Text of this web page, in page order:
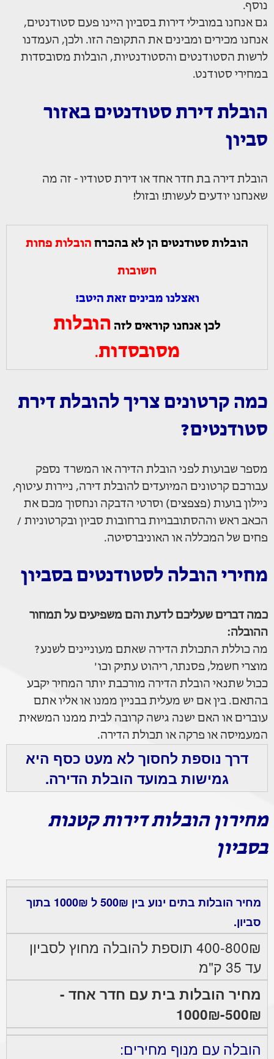
נוסף.
גם אנחנו במובילי דירות בסביון היינו פעם סטודנטים,
אנחנו מכירים ומבינים את התקופה הזו. ולכן, העמדנו
לרשות הסטודנטים והסטודנטיות, הובלות מסובסדות
במחירי סטודנט.
הובלת דירת סטודנטים באזור
סביון
הובלת דירה בת חדר אחד או דירת סטודיו - זה מה
שאנחנו יודעים לעשות! ובזול!
הובלות סטודנטים הן לא בהכרח הובלות פחות
חשובות
ואצלנו מבינים זאת היטב!
לכן אנחנו קוראים לזה הובלות
מסובסדות.
כמה קרטונים צריך להובלת דירת
סטודנטים?
מספר שבועות לפני הובלת הדירה או המשרד נספק
עבורכם קרטונים המיועדים להובלת דירה, ניירות עיטוף,
ניילון בועות (פצפצים) וסרטי הדבקה ונחסוך מכם את
הכאב ראש וההסתובבויות ברחובות סביון ובקרטוניות /
פחים של המכללה או האוניברסיטה.
מחירי הובלה לסטודנטים בסביון
כמה דברים שעליכם לדעת והם משפיעים על תמחור
ההובלה:
מה כוללת התכולת הדירה שאתם מעוניינים לשנע?
מוצרי חשמל, פסנתר, ריהוט עתיק וכו'
ככול שתנאי הובלת הדירה מורכבת יותר המחיר יקבע
בהתאם. בין אם יש מעלית בבניין ממנו או אליו אתם
עוברים או האם ישנה גישה קרובה לבית ממנו המשאית
המעמיסה או פרקה או תכולת הדירה.
דרך נוספת לחסוך לא מעט כסף היא
גמישות במועד הובלת הדירה.
מחירון הובלות דירות קטנות
בסביון
מחיר הובלות בתים ינוע בין 500₪ ל 1000₪ בתוך
סביון.
400-800₪ תוספת להובלה מחוץ לסביון
עד 35 ק"מ
מחיר הובלות בית עם חדר אחד -
500₪-1000₪
הובלה עם מנוף מחירים: